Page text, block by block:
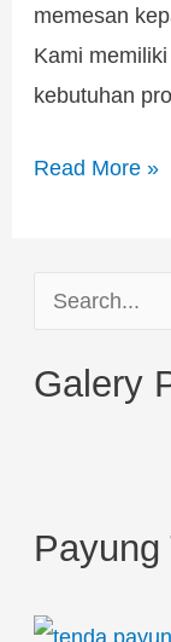
memesan
Kami
kebutuhan
Read More »
a
f
o
Galery
Payung